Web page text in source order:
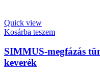
Quick view
Kosárba teszem
SIMMUS-megfázás
keverék